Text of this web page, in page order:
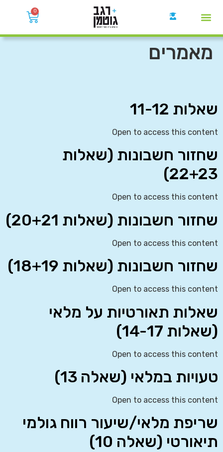
0
מאמרים
שאלות 11-12
Open to access this content
שחזור חשבונות (שאלות
22+23)
Open to access this content
שחזור חשבונות (שאלות 20+21)
Open to access this content
שחזור חשבונות (שאלות 18+19)
Open to access this content
שאלות תאורטיות על מלאי
(שאלות 14-17)
Open to access this content
טעויות במלאי (שאלה 13)
Open to access this content
שריפת מלאי/שיעור רווח גולמי
תיאורטי (שאלה 10)